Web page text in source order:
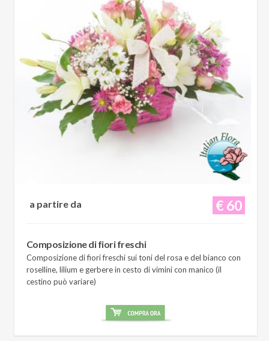
€ 60
a partire da
Composizione di fiori freschi
Composizione di fiori freschi sui toni del rosa e del bianco con
roselline, lilium e gerbere in cesto di vimini con manico (il
cestino può variare)